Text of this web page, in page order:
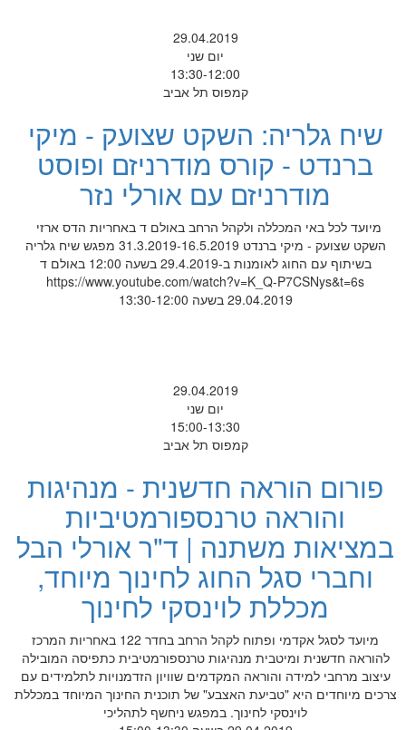
29.04.2019
יום שני
13:30-12:00
קמפוס תל אביב
שיח גלריה: השקט שצועק - מיקי
ברנדט - קורס מודרניזם ופוסט
מודרניזם עם אורלי נזר
מיועד לכל באי המכללה ולקהל הרחב באולם ד באחריות הדס ארזי
השקט שצועק - מיקי ברנדט 31.3.2019-16.5.2019 מפגש שיח גלריה
בשיתוף עם החוג לאומנות ב-29.4.2019 בשעה 12:00 באולם ד
https://www.youtube.com/watch?v=K_Q-P7CSNys&t=6s
29.04.2019 בשעה 13:30-12:00
29.04.2019
יום שני
15:00-13:30
קמפוס תל אביב
פורום הוראה חדשנית - מנהיגות
והוראה טרנספורמטיביות
במציאות משתנה | ד"ר אורלי הבל
וחברי סגל החוג לחינוך מיוחד,
מכללת לוינסקי לחינוך
מיועד לסגל אקדמי ופתוח לקהל הרחב בחדר 122 באחריות המרכז
להוראה חדשנית ומיטבית מנהיגות טרנספורמטיבית כתפיסה המובילה
עיצוב מרחבי למידה והוראה המקדמים שוויון הזדמנויות לתלמידים עם
צרכים מיוחדים היא "טביעת האצבע" של תוכנית החינוך המיוחד במכללת
לוינסקי לחינוך. במפגש ניחשף לתהליכי